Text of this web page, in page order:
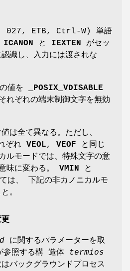
; 027, ETB, Ctrl-W) 単語
ICANON と IEXTEN がセッ
認識し、入力には渡されな
値を
_POSIX_VDISABLE
れぞれの端末制御文字を無効
は全て異なる。ただし、
ぞれ VEOL, VEOF と同じ
ルモードでは、特殊文字の意
味に変わる。 VMIN と
は、 下記の非カノニカルモ
。
更
に関するパラメーターを取
参照する構 造体
termios
バックグラウンドプロセス